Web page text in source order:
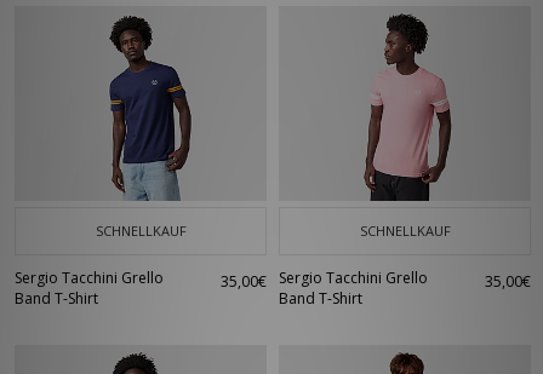
SCHNELLKAUF
Sergio Tacchini Grello
Band T-Shirt
35,00€
SCHNELLKAUF
Sergio Tacchini Grello
Band T-Shirt
35,00€